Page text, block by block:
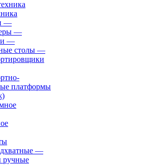
—
—
—
столы —
платформы
—
ручные